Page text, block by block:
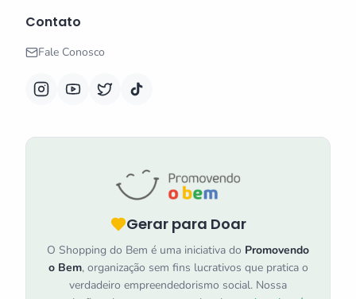
Contato
Fale Conosco
Gerar para Doar
O Shopping do Bem é uma iniciativa do Promovendo
o Bem, organização sem fins lucrativos que pratica o
verdadeiro empreendedorismo social. Nossa